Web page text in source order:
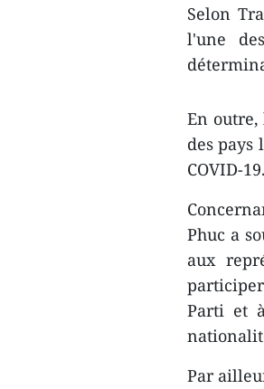
Selon
l'une
En
des pays
COVID-19.
Phuc a
aux
Parti et
Par